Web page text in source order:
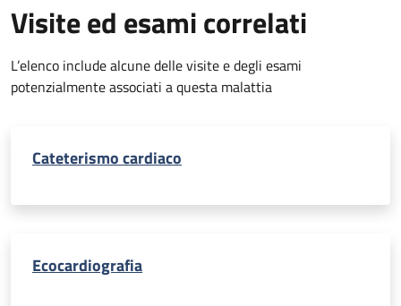
Visite ed esami correlati
L’elenco include alcune delle visite e degli esami
potenzialmente associati a questa malattia
Cateterismo cardiaco
Ecocardiografia